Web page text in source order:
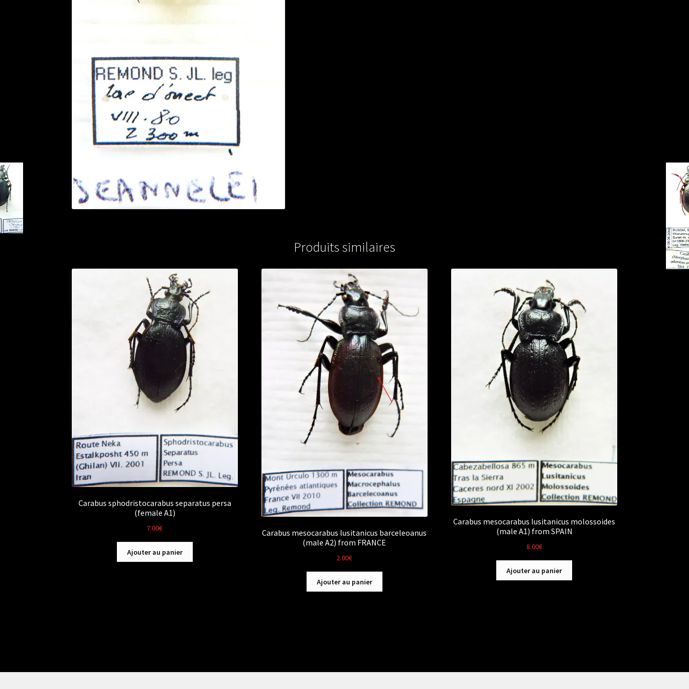
Produits similaires
Carabus sphodristocarabus separatus persa
(female A1)
7.00€
Ajouter au panier
Carabus mesocarabus lusitanicus barceleoanus
(male A2) from FRANCE
2.00€
Ajouter au panier
Carabus mesocarabus lusitanicus molossoides
(male A1) from SPAIN
8.00€
Ajouter au panier